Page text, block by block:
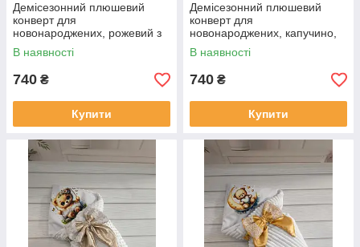
Демісезонний плюшевий
конверт для
новонароджених, рожевий з
принтом корона
В наявності
740 ₴
Купити
Демісезонний плюшевий
конверт для
новонароджених, капучино,
принт ведмедик на місяці
В наявності
740 ₴
Купити